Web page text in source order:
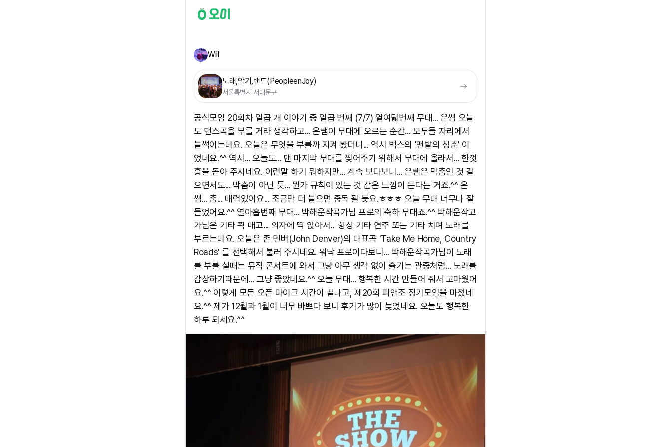
Will
노래,악기,밴드(PeopleenJoy)
서울특별시 서대문구
공식모임 20회차 일곱 개 이야기 중 일곱 번째 (7/7) 열여덟번째 무대... 은쌤 오늘
도 댄스곡을 부를 거라 생각하고... 은쌤이 무대에 오르는 순간... 모두들 자리에서
들썩이는데요. 오늘은 무엇을 부를까 지켜 봤더니... 역시 벅스의 '맨발의 청춘' 이
었네요.^^ 역시... 오늘도... 맨 마지막 무대를 찢어주기 위해서 무대에 올라서... 한껏
흥을 돋아 주시네요. 이런말 하기 뭐하지만... 계속 보다보니... 은쌤은 막춤인 것 같
으면서도... 막춤이 아닌 듯... 뭔가 규칙이 있는 것 같은 느낌이 든다는 거죠.^^ 은
쌤... 춤... 매력있어요... 조금만 더 들으면 중독 될 듯요.ㅎㅎㅎ 오늘 무대 너무나 잘
들었어요.^^ 열아홉번째 무대... 박해운작곡가님 프로의 축하 무대죠.^^ 박해운작고
가님은 기타 쫙 매고... 의자에 딱 앉아서... 항상 기타 연주 또는 기타 치며 노래를
부르는데요. 오늘은 존 덴버(John Denver)의 대표곡 'Take Me Home, Country
Roads' 를 선택해서 불러 주시네요. 워낙 프로이다보니... 박해운작곡가님이 노래
를 부를 실때는 뮤직 콘서트에 와서 그냥 아무 생각 없이 즐기는 관중처럼... 노래를
감상하기때문에... 그냥 좋았네요.^^ 오늘 무대... 행복한 시간 만들어 줘서 고마웠어
요.^^ 이렇게 모든 오픈 마이크 시간이 끝나고, 제20회 피앤조 정기모임을 마쳤네
요.^^ 제가 12월과 1월이 너무 바쁘다 보니 후기가 많이 늦었네요. 오늘도 행복한
하루 되세요.^^